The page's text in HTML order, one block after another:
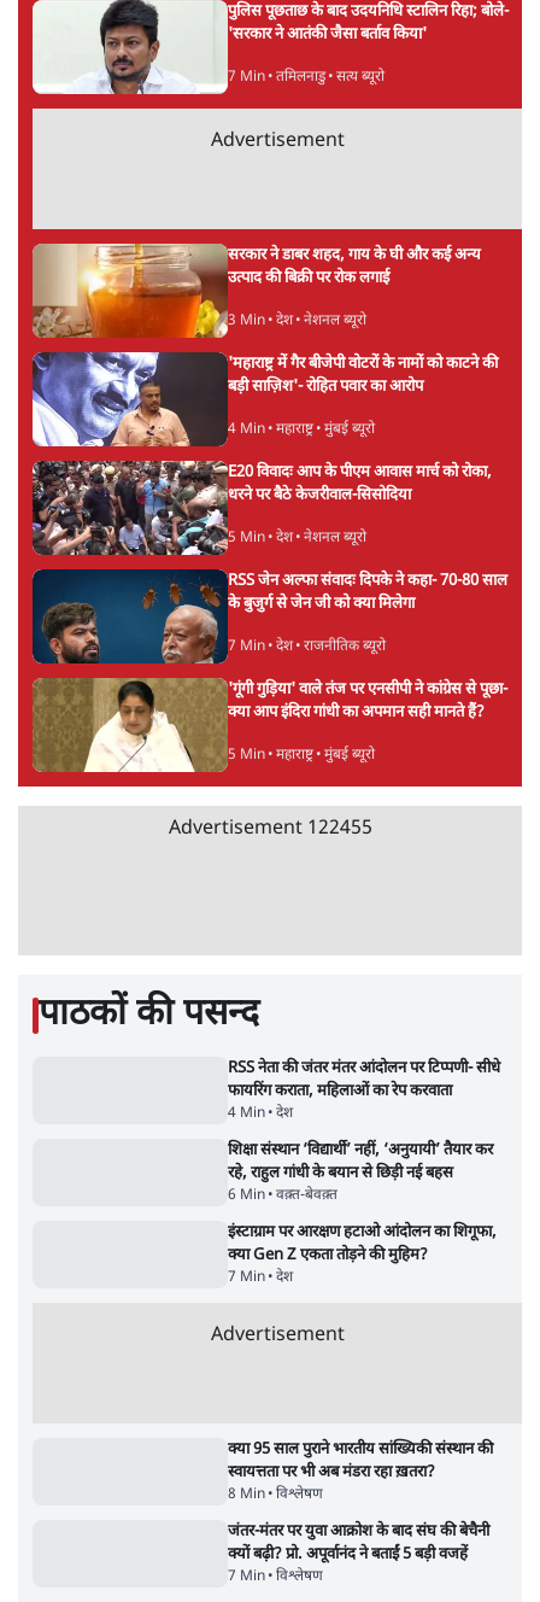
पुलिस पूछताछ के बाद उदयनिधि स्टालिन रिहा; बोले-
'सरकार ने आतंकी जैसा बर्ताव किया'
7 Min• तमिलनाडु• सत्य ब्यूरो
Advertisement
सरकार ने डाबर शहद, गाय के घी और कई अन्य
उत्पाद की बिक्री पर रोक लगाई
3 Min• देश• नेशनल ब्यूरो
'महाराष्ट्र में गैर बीजेपी वोटरों के नामों को काटने की
बड़ी साज़िश'- रोहित पवार का आरोप
4 Min• महाराष्ट्र• मुंबई ब्यूरो
E20 विवादः आप के पीएम आवास मार्च को रोका,
धरने पर बैठे केजरीवाल-सिसोदिया
5 Min• देश• नेशनल ब्यूरो
RSS जेन अल्फा संवादः दिपके ने कहा- 70-80 साल
के बुजुर्ग से जेन जी को क्या मिलेगा
7 Min• देश• राजनीतिक ब्यूरो
'गूंगी गुड़िया' वाले तंज पर एनसीपी ने कांग्रेस से पूछा-
क्या आप इंदिरा गांधी का अपमान सही मानते हैं?
5 Min• महाराष्ट्र• मुंबई ब्यूरो
Advertisement 122455
पाठकों की पसन्द
RSS नेता की जंतर मंतर आंदोलन पर टिप्पणी- सीधे
फायरिंग कराता, महिलाओं का रेप करवाता
4 Min• देश
शिक्षा संस्थान ‘विद्यार्थी’ नहीं, ‘अनुयायी’ तैयार कर
रहे, राहुल गांधी के बयान से छिड़ी नई बहस
6 Min• वक़्त-बेवक़्त
इंस्टाग्राम पर आरक्षण हटाओ आंदोलन का शिगूफा,
क्या Gen Z एकता तोड़ने की मुहिम?
7 Min• देश
Advertisement
क्या 95 साल पुराने भारतीय सांख्यिकी संस्थान की
स्वायत्तता पर भी अब मंडरा रहा ख़तरा?
8 Min• विश्लेषण
जंतर-मंतर पर युवा आक्रोश के बाद संघ की बेचैनी
क्यों बढ़ी? प्रो. अपूर्वानंद ने बताईं 5 बड़ी वजहें
7 Min• विश्लेषण